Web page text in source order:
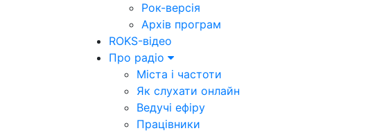
Рок-версія
Архів програм
ROKS-відео
Про радіо
Міста і частоти
Як слухати онлайн
Ведучі ефіру
Працівники